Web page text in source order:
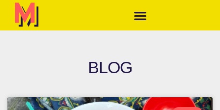
BLOG